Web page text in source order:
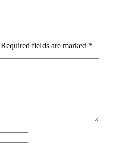
Required fields are marked *